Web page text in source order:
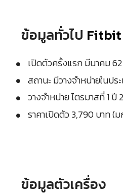
ข้อมูลทั่วไป Fitbit
เปิดตัวครั้งแรก มีนาคม
สถานะ มีวางจำหน่ายในปร
วางจำหน่าย ไตรมาสที่ 1
ราคาเปิดตัว 3,790 บาท (
ข้อมูลตัวเครื่อง